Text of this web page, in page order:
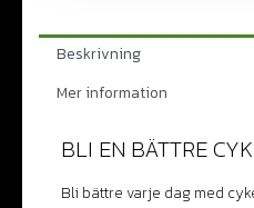
Beskrivning
Mer information
BLI EN BÄTTRE
Bli bättre varje dag med